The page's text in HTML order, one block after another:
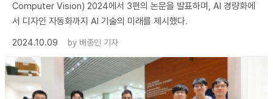
Computer Vision) 2024에서 3편의 논문을 발표하며, AI 경량화에
서 디자인 자동화까지 AI 기술의 미래를 제시했다.
2024.10.09
by 배종인 기자